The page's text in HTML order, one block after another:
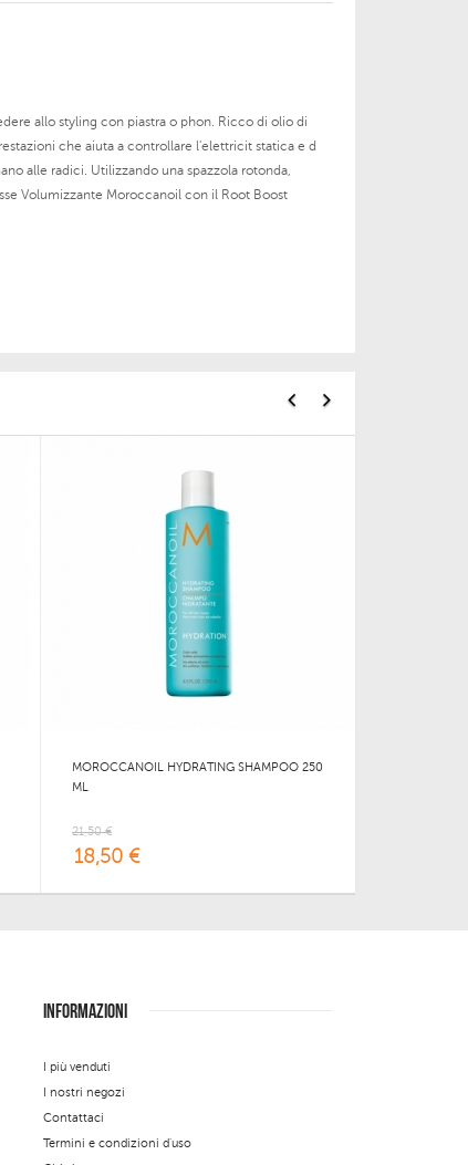
allo styling con piastra o phon. Ricco di olio di
che aiuta a controllare l'elettricit statica e d
alle radici. Utilizzando una spazzola rotonda,
Volumizzante Moroccanoil con il Root Boost
MOROCCANOIL HYDRATING SHAMPOO 250
ML
21,50 €
18,50 €
INFORMAZIONI
I più venduti
I nostri negozi
Contattaci
Termini e condizioni d'uso